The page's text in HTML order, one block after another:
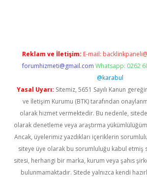
Reklam ve İletişim: E-mail:
forumhizmeti@gmail.com Whatsapp: 0262
@karabul
Yasal Uyarı: Sitemiz, 5651 Sayılı Kanun
ve İletişim Kurumu (BTK) tarafından
olarak hizmet vermektedir. Bu nedenle,
olarak denetleme veya araştırma
Ancak, üyelerimiz yazdıkları içeriklerin
siteye üye olarak bu sorumluluğu kabul etmiş
sitesi, herhangi bir marka, kurum veya şahıs
bulunmamaktadır. Sitede yalnızca kendi